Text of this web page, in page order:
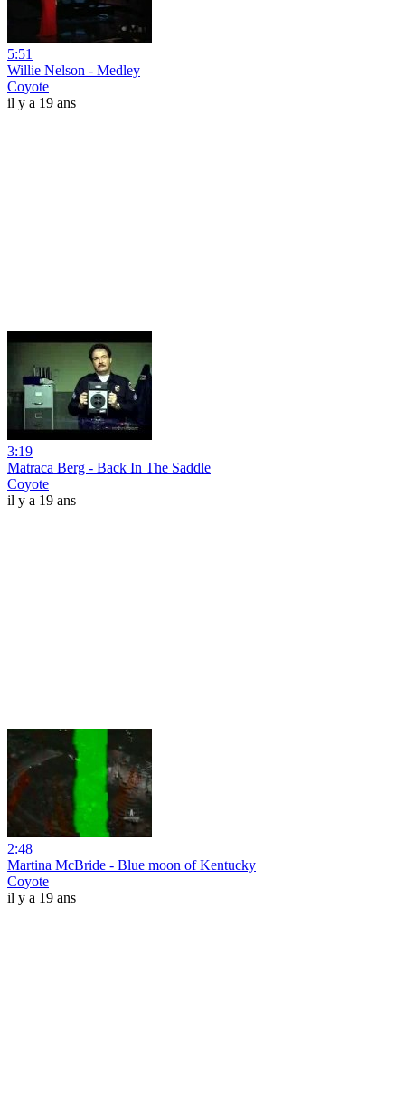
5:51
Willie Nelson - Medley
Coyote
il y a 19 ans
3:19
Matraca Berg - Back In The Saddle
Coyote
il y a 19 ans
2:48
Martina McBride - Blue moon of Kentucky
Coyote
il y a 19 ans